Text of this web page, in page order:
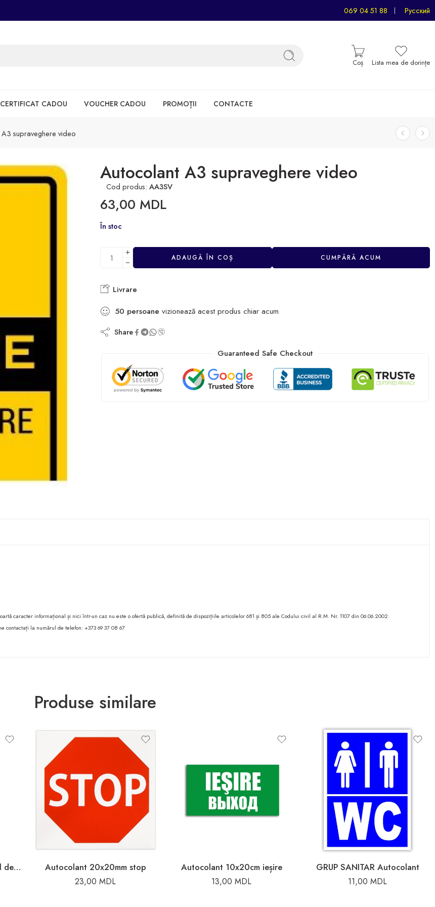
069 04 51 88 Русский
Coș Lista mea de dorințe
CERTIFICAT CADOU VOUCHER CADOU PROMOȚII CONTACTE
supraveghere video
Autocolant A3 supraveghere video
Cod produs: AA3SV
63,00 MDL
În stoc
ADAUGĂ ÎN COȘ CUMPĂRĂ ACUM
Livrare
50 persoane vizionează acest produs chiar acum
Share
Guaranteed Safe Checkout
caracter informațional și nici într-un caz nu este o ofertă publică, definită de dispozițiile articolelor 681 și 805 ale Codului civil al R.M. Nr. 1107 din 06.06.2002.
contactați la numărul de telefon: +373 69 37 08 67
Produse similare
Autocolant 13x13cm pericol de electrocutare Autocolant 20x20mm stop
23,00 MDL
Autocolant 10x20cm ieșire
13,00 MDL
GRUP SANITAR Autocolant
11,00 MDL